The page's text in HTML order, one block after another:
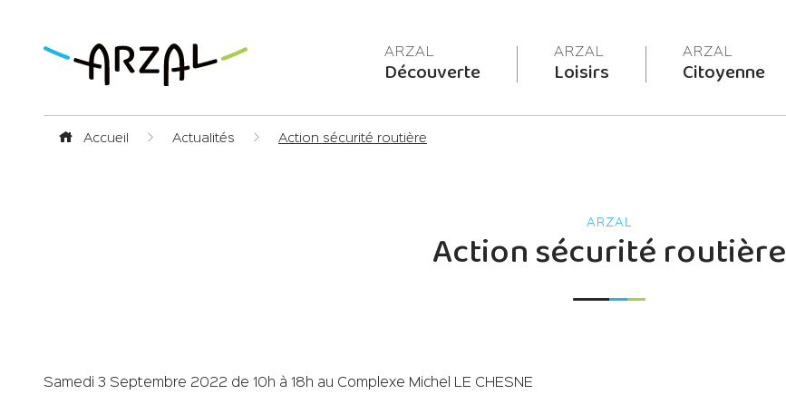
Découverte Loisirs Citoyenne
Accueil Actualités Action sécurité routière
Action sécurité routière
Samedi 3 Septembre 2022 de 10h à 18h au Complexe Michel LE CHESNE